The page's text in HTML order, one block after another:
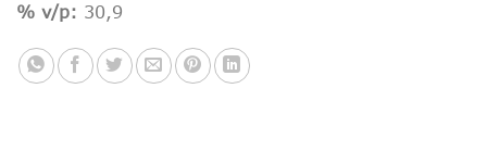
% v/p: 30,9